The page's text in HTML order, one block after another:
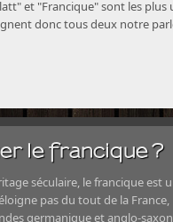
et "Francique" sont les plus
donc tous deux notre
le francique ?
séculaire, le francique est
pas du tout de la France,
germanique et anglo-